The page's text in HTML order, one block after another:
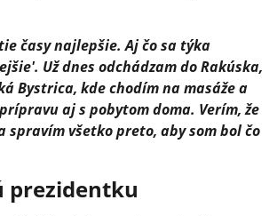
časy najlepšie. Aj čo sa týka
Už dnes odchádzam do Rakúska,
Bystrica, kde chodím na masáže a
aj s pobytom doma. Verím, že
všetko preto, aby som bol čo
prezidentku